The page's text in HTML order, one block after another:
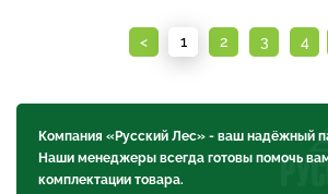
< 1 2 3 4
Компания «Русский Лес» - ваш надёжный
Наши менеджеры всегда готовы помочь
комплектации товара.